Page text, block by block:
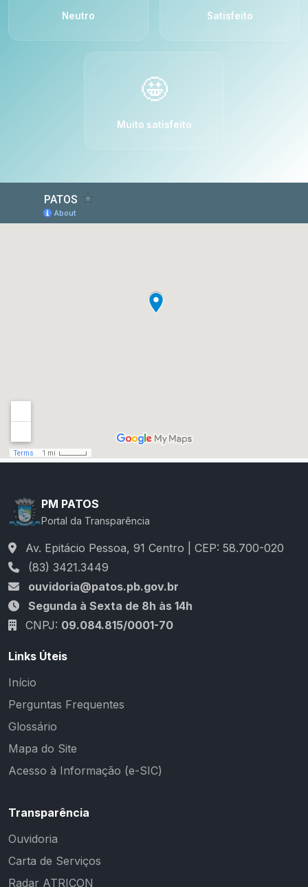
Neutro Satisfeito
🤩
Muito satisfeito
PM PATOS
Portal da Transparência
Av. Epitácio Pessoa, 91 Centro | CEP: 58.700-020
(83) 3421.3449
ouvidoria@patos.pb.gov.br
Segunda à Sexta de 8h às 14h
CNPJ: 09.084.815/0001-70
Links Úteis
Início
Perguntas Frequentes
Glossário
Mapa do Site
Acesso à Informação (e-SIC)
Transparência
Ouvidoria
Carta de Serviços
Radar ATRICON